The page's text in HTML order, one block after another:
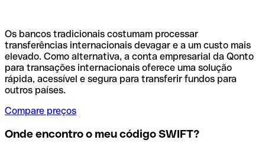
Os bancos tradicionais costumam processar
transferências internacionais devagar e a um custo mais
elevado. Como alternativa, a conta empresarial da Qonto
para transações internacionais oferece uma solução
rápida, acessível e segura para transferir fundos para
outros países.
Compare preços
Onde encontro o meu código SWIFT?